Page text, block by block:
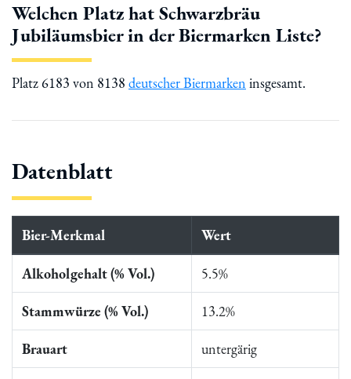
Welchen Platz hat Schwarzbräu
Jubiläumsbier in der Biermarken Liste?
Platz 6183 von 8138 deutscher Biermarken insgesamt.
Datenblatt
Bier-Merkmal Wert
Alkoholgehalt (% Vol.) 5.5%
Stammwürze (% Vol.) 13.2%
Brauart untergärig